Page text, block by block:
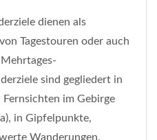
dienen als
Tagestouren oder auch
sind gegliedert in
im Gebirge
in Gipfelpunkte,
Wanderungen.